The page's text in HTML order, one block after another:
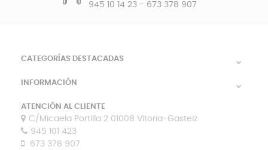
945 10 14 23- 673 378 907
CATEGORÍAS DESTACADAS 
INFORMACIÓN 
ATENCIÓN AL CLIENTE
C/Micaela Portilla 2 01008 Vitoria-Gasteiz
945 101 423
673 378 907